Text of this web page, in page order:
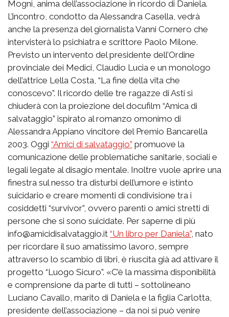
Mogni, anima dell’associazione in ricordo di Daniela.
L’incontro, condotto da Alessandra Casella, vedrà
anche la presenza del giornalista Vanni Cornero che
intervisterà lo psichiatra e scrittore Paolo Milone.
Previsto un intervento del presidente dell’Ordine
provinciale dei Medici, Claudio Lucia e un monologo
dell’attrice Lella Costa, “La fine della vita che
conoscevo”. Il ricordo delle tre ragazze di Asti si
chiuderà con la proiezione del docufilm “Amica di
salvataggio” ispirato al romanzo omonimo di
Alessandra Appiano vincitore del Premio Bancarella
2003. Oggi “Amici di salvataggio” promuove la
comunicazione delle problematiche sanitarie, sociali e
legali legate al disagio mentale. Inoltre vuole aprire una
finestra sul nesso tra disturbi dell’umore e istinto
suicidario e creare momenti di condivisione tra i
cosiddetti “survivor”, ovvero parenti o amici stretti di
persone che si sono suicidate. Per saperne di più
info@amicidisalvataggio.it “Un libro per Daniela”, nato
per ricordare il suo amatissimo lavoro, sempre
attraverso lo scambio di libri, è riuscita già ad attivare il
progetto “Luogo Sicuro”. «C’è la massima disponibilità
e comprensione da parte di tutti – sottolineano
Luciano Cavallo, marito di Daniela e la figlia Carlotta,
presidente dell’associazione – da noi si può venire